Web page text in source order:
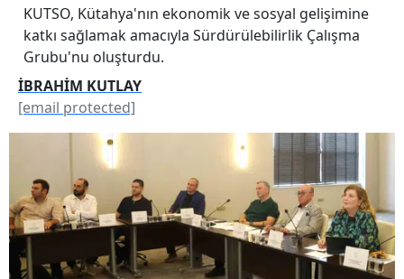
KUTSO, Kütahya'nın ekonomik ve sosyal gelişimine
katkı sağlamak amacıyla Sürdürülebilirlik Çalışma
Grubu'nu oluşturdu.
İBRAHİM KUTLAY
[email protected]